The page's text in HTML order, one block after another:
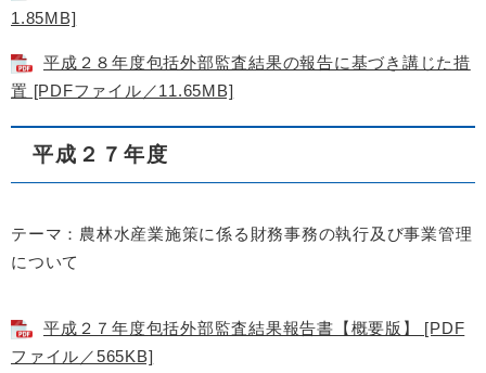
1.85MB]
平成２８年度包括外部監査結果の報告に基づき講じた措
置 [PDFファイル／11.65MB]
平成２７年度
テーマ：農林水産業施策に係る財務事務の執行及び事業管理
について
平成２７年度包括外部監査結果報告書【概要版】 [PDF
ファイル／565KB]